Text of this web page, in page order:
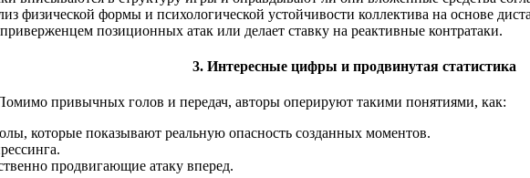
физической формы и психологической устойчивости коллектива на основе
позиционных атак или делает ставку на реактивные контратаки.
3. Интересные цифры и продвинутая статистика
привычных голов и передач, авторы оперируют такими понятиями, как:
которые показывают реальную опасность созданных моментов.
продвигающие атаку вперед.